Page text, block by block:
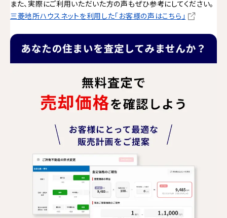
また、実際にご利用いただいた方の声もぜひ参考にしてください。
三菱地所ハウスネットを利用した「お客様の声はこちら」